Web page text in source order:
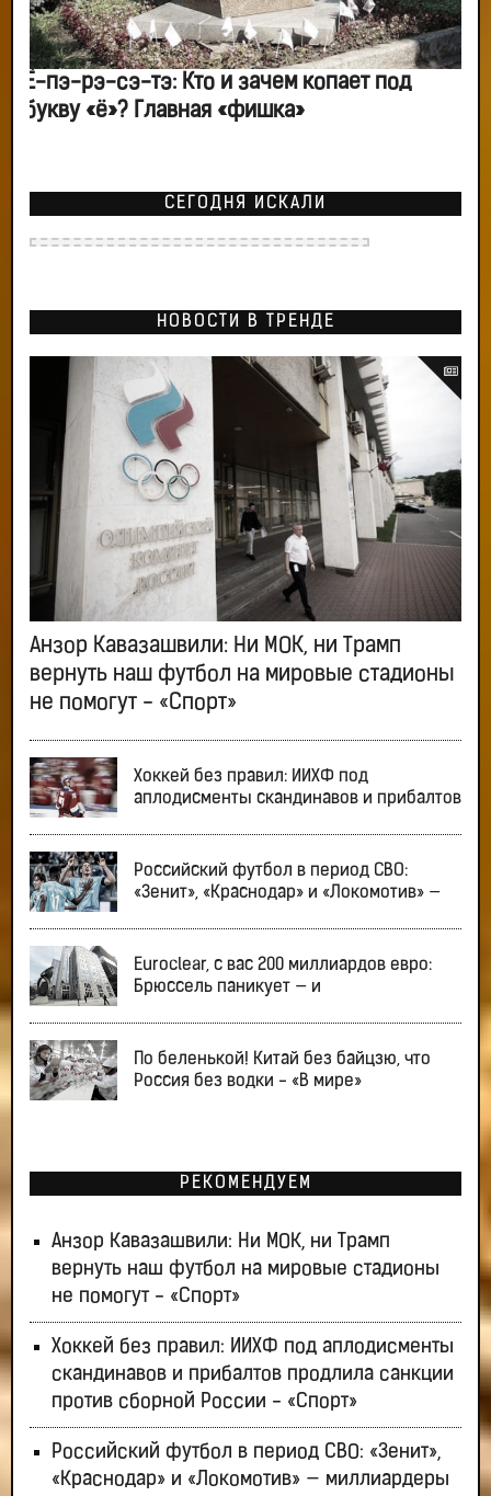
Ё-пэ-рэ-сэ-тэ: Кто и зачем копает под
букву «ё»? Главная «фишка»
СЕГОДНЯ ИСКАЛИ
НОВОСТИ В ТРЕНДЕ
Анзор Кавазашвили: Ни МОК, ни Трамп
вернуть наш футбол на мировые стадионы
не помогут - «Спорт»
Хоккей без правил: ИИХФ под
аплодисменты скандинавов и прибалтов
Российский футбол в период СВО:
«Зенит», «Краснодар» и «Локомотив» —
Euroclear, с вас 200 миллиардов евро:
Брюссель паникует — и
По беленькой! Китай без байцзю, что
Россия без водки - «В мире»
РЕКОМЕНДУЕМ
Анзор Кавазашвили: Ни МОК, ни Трамп
вернуть наш футбол на мировые стадионы
не помогут - «Спорт»
Хоккей без правил: ИИХФ под аплодисменты
скандинавов и прибалтов продлила санкции
против сборной России - «Спорт»
Российский футбол в период СВО: «Зенит»,
«Краснодар» и «Локомотив» — миллиардеры